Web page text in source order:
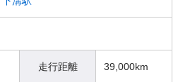
走行距離 39,000km